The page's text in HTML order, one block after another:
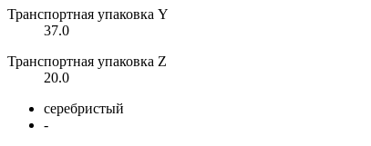
Транспортная упаковка Y
37.0
Транспортная упаковка Z
20.0
серебристый
-